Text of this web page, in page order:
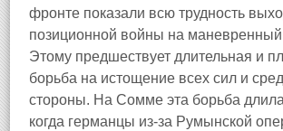
фронте показали всю трудность
позиционной войны на маневренный
Этому предшествует длительная и
борьба на истощение всех сил и
стороны. На Сомме эта борьба
когда германцы из-за Румынской